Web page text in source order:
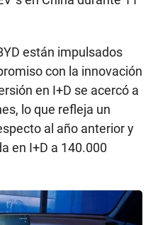
están impulsados
con la innovación
en I+D se acercó a
lo que refleja un
al año anterior y
en I+D a 140.000